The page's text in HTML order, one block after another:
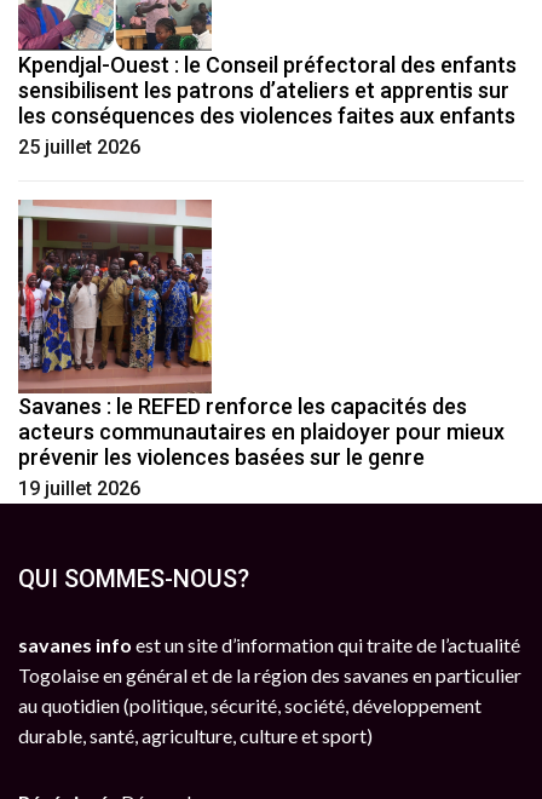
Kpendjal-Ouest : le Conseil préfectoral des enfants
sensibilisent les patrons d’ateliers et apprentis sur
les conséquences des violences faites aux enfants
25 juillet 2026
Savanes : le REFED renforce les capacités des
acteurs communautaires en plaidoyer pour mieux
prévenir les violences basées sur le genre
19 juillet 2026
QUI SOMMES-NOUS?
savanes info est un site d’information qui traite de l’actualité
Togolaise en général et de la région des savanes en particulier
au quotidien (politique, sécurité, société, développement
durable, santé, agriculture, culture et sport)